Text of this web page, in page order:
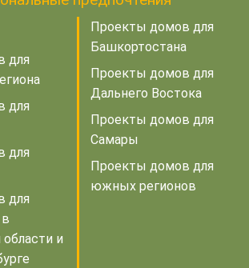
для
для
для
для
и
Проекты домов для
Башкортостана
Проекты домов для
Дальнего Востока
Проекты домов для
Самары
Проекты домов для
южных регионов